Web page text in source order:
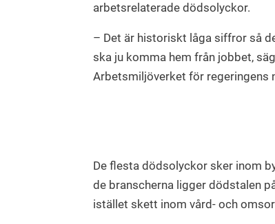
arbetsrelaterade dödsolyckor.
– Det är historiskt låga siffror så
ska ju komma hem från jobbet,
Arbetsmiljöverket för regeringens
De flesta dödsolyckor sker inom
de branscherna ligger dödstalen
istället skett inom vård- och